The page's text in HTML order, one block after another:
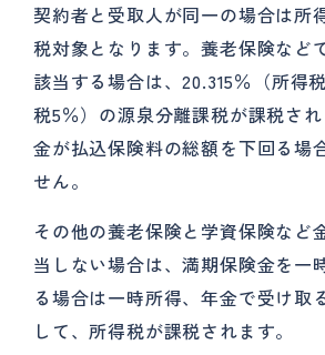
契約者と受取人が同一の場合は所
税対象となります。養老保険など
該当する場合は、20.315％（所得
税5％）の源泉分離課税が課税さ
金が払込保険料の総額を下回る場
せん。
その他の養老保険と学資保険など
当しない場合は、満期保険金を一
る場合は一時所得、年金で受け取
して、所得税が課税されます。